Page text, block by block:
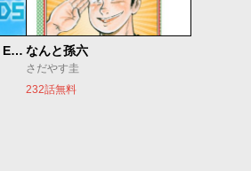
魔法少女リリカルなのは EXCEEDS なんと孫六
さだやす圭
232話無料